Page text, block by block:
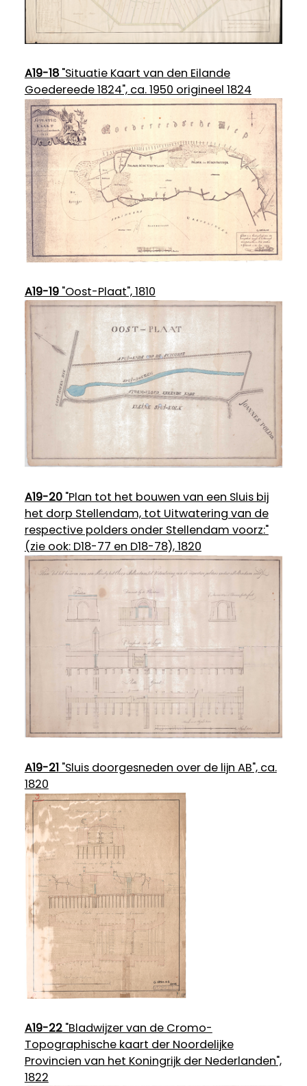
A19-18"Situatie Kaart van den Eilande
Goedereede 1824", ca. 1950 origineel 1824
A19-19"Oost-Plaat", 1810
A19-20"Plan tot het bouwen van een Sluis bij
het dorp Stellendam, tot Uitwatering van de
respective polders onder Stellendam voorz:"
(zie ook: D18-77 en D18-78), 1820
A19-21"Sluis doorgesneden over de lijn AB", ca.
1820
A19-22"Bladwijzer van de Cromo-
Topographische kaart der Noordelijke
Provincien van het Koningrijk der Nederlanden",
1822